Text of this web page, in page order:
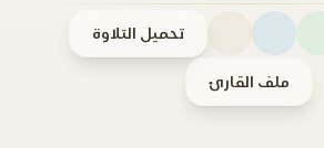
تحميل التلاوة
ملف القارئ